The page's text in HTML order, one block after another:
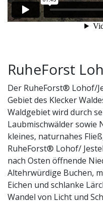
RuheForst
Der RuheForst® Lohof/
Gebiet des Klecker
Waldgebiet wird durch
Laubmischwälder sowie
kleines, naturnahes
RuheForst® Lohof/
nach Osten öffnende
Altehrwürdige Buchen,
Eichen und schlanke
Wandel von Licht und